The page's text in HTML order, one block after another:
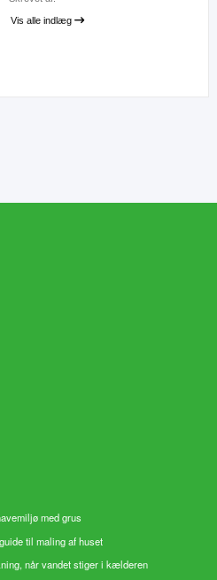
Vis alle indlæg
med grus
til maling af huset
når vandet stiger i kælderen